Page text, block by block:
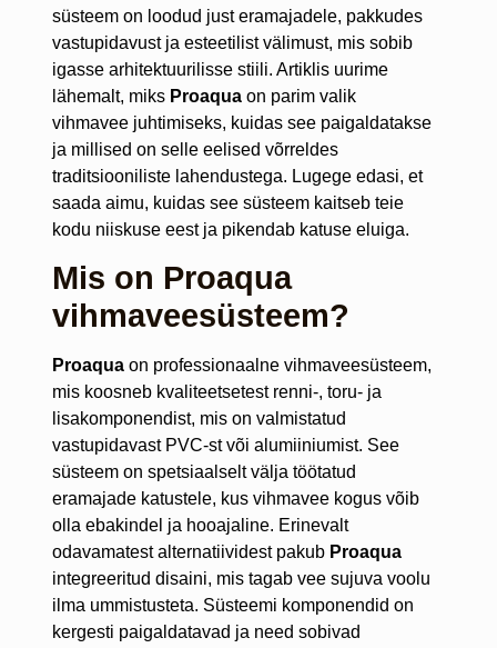
süsteem on loodud just eramajadele, pakkudes
vastupidavust ja esteetilist välimust, mis sobib
igasse arhitektuurilisse stiili. Artiklis uurime
lähemalt, miks Proaquaon parim valik
vihmavee juhtimiseks, kuidas see paigaldatakse
ja millised on selle eelised võrreldes
traditsiooniliste lahendustega. Lugege edasi, et
saada aimu, kuidas see süsteem kaitseb teie
kodu niiskuse eest ja pikendab katuse eluiga.
Mis on Proaqua
vihmaveesüsteem?
Proaquaon professionaalne vihmaveesüsteem,
mis koosneb kvaliteetsetest renni-, toru- ja
lisakomponendist, mis on valmistatud
vastupidavast PVC-st või alumiiniumist. See
süsteem on spetsiaalselt välja töötatud
eramajade katustele, kus vihmavee kogus võib
olla ebakindel ja hooajaline. Erinevalt
odavamatest alternatiividest pakub Proaqua
integreeritud disaini, mis tagab vee sujuva voolu
ilma ummistusteta. Süsteemi komponendid on
kergesti paigaldatavad ja need sobivad